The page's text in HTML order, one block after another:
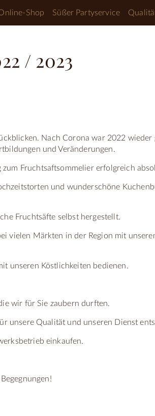
Shop Süßer Partyservice
/ 2023
Nach Corona war 2022
und Veränderungen.
zum Fruchtsaftsommelier erfolgreich
und wunderschöne
Fruchtsäfte selbst hergestellt.
vielen Märkten in der Region mit
unseren Köstlichkeiten bedienen.
wir für Sie zaubern durften.
unsere Qualität und unseren Dienst
einkaufen.